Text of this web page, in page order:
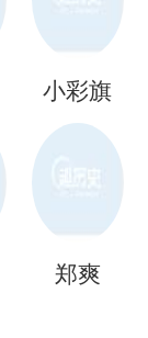
小彩旗
郑爽